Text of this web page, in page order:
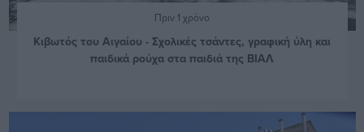
Πριν 1 χρόνο
Κιβωτός του Αιγαίου - Σχολικές τσάντες, γραφική ύλη και
παιδικά ρούχα στα παιδιά της ΒΙΑΛ